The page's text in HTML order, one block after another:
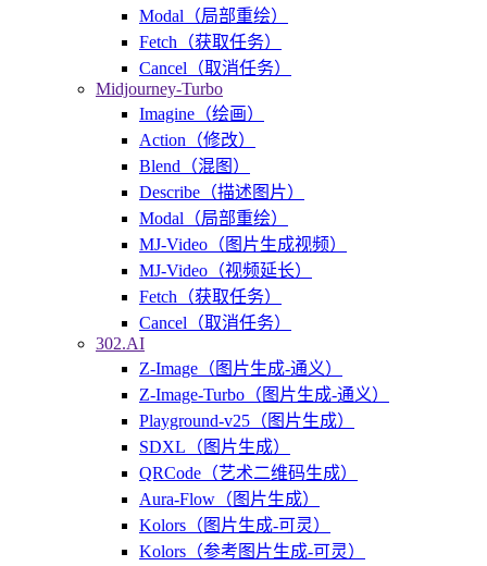
Modal（局部重绘）
Fetch（获取任务）
Cancel（取消任务）
Midjourney-Turbo
Imagine（绘画）
Action（修改）
Blend（混图）
Describe（描述图片）
Modal（局部重绘）
MJ-Video（图片生成视频）
MJ-Video（视频延长）
Fetch（获取任务）
Cancel（取消任务）
302.AI
Z-Image（图片生成-通义）
Z-Image-Turbo（图片生成-通义）
Playground-v25（图片生成）
SDXL（图片生成）
QRCode（艺术二维码生成）
Aura-Flow（图片生成）
Kolors（图片生成-可灵）
Kolors（参考图片生成-可灵）